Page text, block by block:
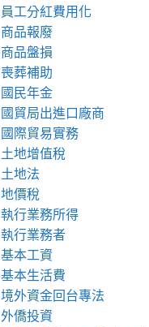
員工分紅費用化
商品報廢
商品盤損
喪葬補助
國民年金
國貿局出進口廠商
國際貿易實務
土地增值稅
土地法
地價稅
執行業務所得
執行業務者
基本工資
基本生活費
境外資金回台專法
外僑投資